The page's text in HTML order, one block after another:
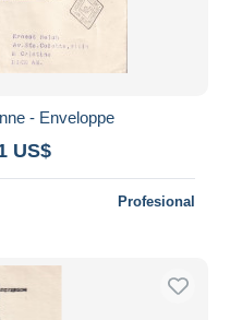
- Enveloppe
US$
Profesional